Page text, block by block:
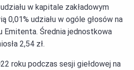
w kapitale zakładowym
0,01% udziału w ogóle głosów na
Emitenta. Średnia jednostkowa
2,54 zł.
roku podczas sesji giełdowej na